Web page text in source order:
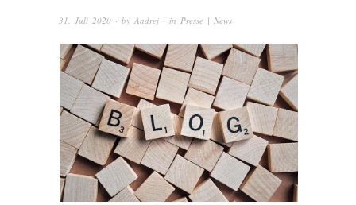
31. Juli 2020 · by Andrej · in Presse | News